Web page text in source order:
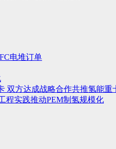
电堆订单
双方达成战略合作共推氢能重
程实践推动PEM制氢规模化